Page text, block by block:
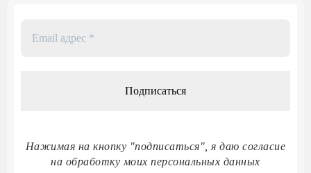
Нажимая на кнопку "подписаться", я даю согласие
на обработку моих персональных данных